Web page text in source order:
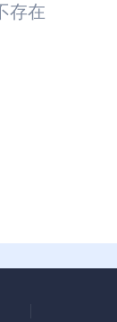
存在